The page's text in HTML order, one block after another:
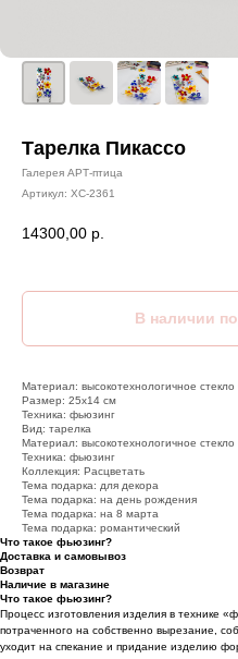
Тарелка Пикассо
Галерея АРТ-птица
Артикул: ХС-2361
14300,00 р.
Материал: высокотехнологичное
Размер: 25х14 см
Техника: фьюзинг
Вид: тарелка
Материал: высокотехнологичное стекло
Техника: фьюзинг
Коллекция: Расцветать
Тема подарка: для декора
Тема подарка: на день рождения
Тема подарка: на 8 марта
Тема подарка: романтический
Что такое фьюзинг?
Доставка и самовывоз
Возврат
Наличие в магазине
Что такое фьюзинг?
Процесс изготовления изделия в технике
потраченного на собственно вырезание,
уходит на спекание и придание изделию